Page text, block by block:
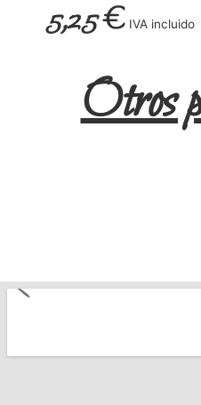
5,25€ IVA incluido
Otros